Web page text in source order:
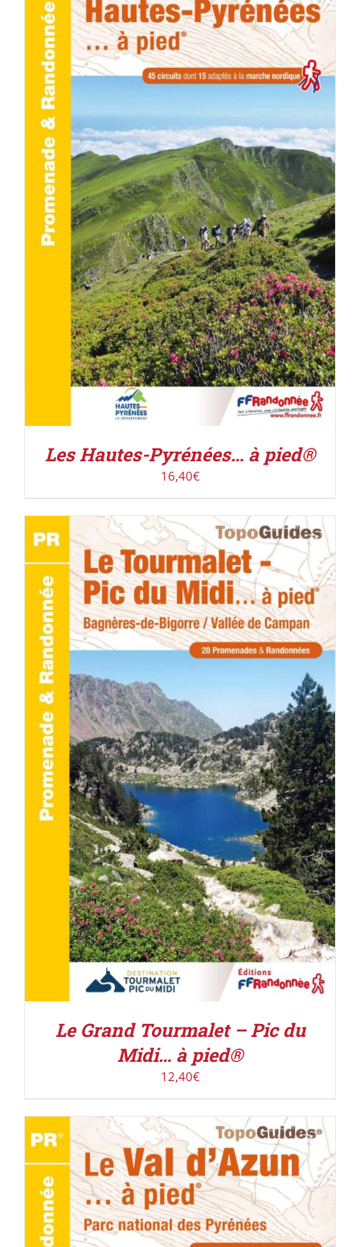
AJOUTER AU PANIER / DÉTAILS
Les Hautes-Pyrénées… à pied®
16,40€
ACHETER LE PRODUIT / DÉTAILS
Le Grand Tourmalet – Pic du
Midi… à pied®
12,40€